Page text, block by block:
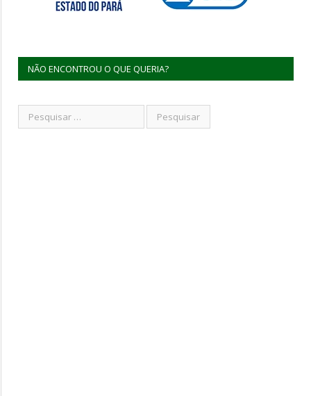
NÃO ENCONTROU O QUE QUERIA?